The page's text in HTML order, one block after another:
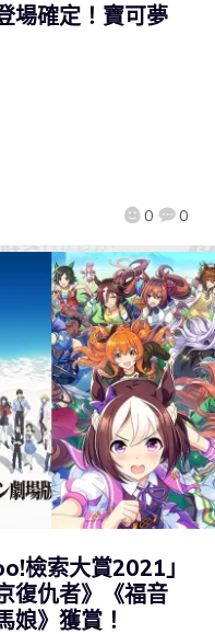
場確定！寶可夢
0 0
檢索大賞2021」
復仇者》《福音
娘》獲賞！